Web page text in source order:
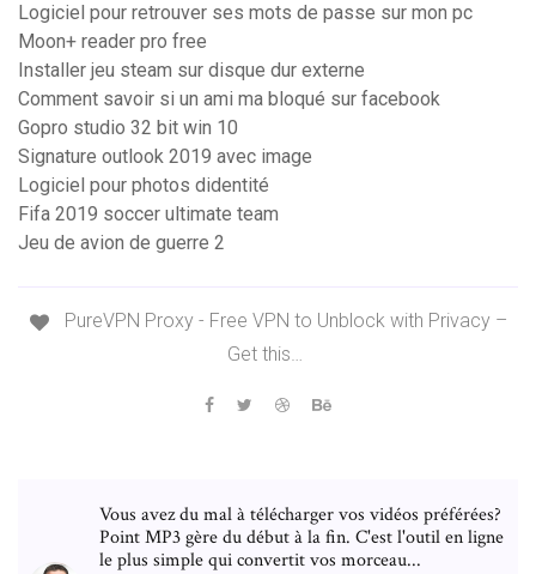
Logiciel pour retrouver ses mots de passe sur mon pc
Moon+ reader pro free
Installer jeu steam sur disque dur externe
Comment savoir si un ami ma bloqué sur facebook
Gopro studio 32 bit win 10
Signature outlook 2019 avec image
Logiciel pour photos didentité
Fifa 2019 soccer ultimate team
Jeu de avion de guerre 2
PureVPN Proxy - Free VPN to Unblock with Privacy –
Get this…
Vous avez du mal à télécharger vos vidéos préférées?
Point MP3 gère du début à la fin. C'est l'outil en ligne
le plus simple qui convertit vos morceau...